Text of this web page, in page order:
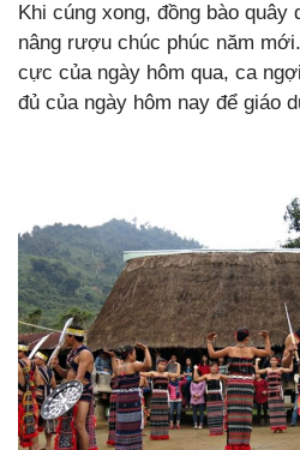
Khi cúng xong, đồng bào quây
nâng rượu chúc phúc năm
cực của ngày hôm qua, ca
đủ của ngày hôm nay để giáo